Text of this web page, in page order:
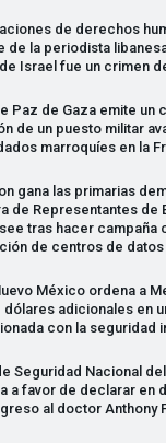
de derechos
de la periodista
Israel fue un crimen
Paz de Gaza emite un
de un puesto militar
marroquíes en la
gana las primarias
de Representantes de
tras hacer campaña
de centros de datos
México ordena a
dólares adicionales en
con la seguridad
Seguridad Nacional
a favor de declarar en
al doctor Anthony